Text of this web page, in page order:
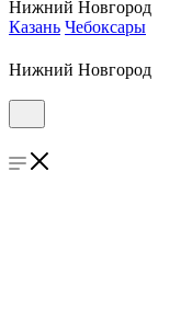
Нижний Новгород
Казань Чебоксары
Нижний Новгород